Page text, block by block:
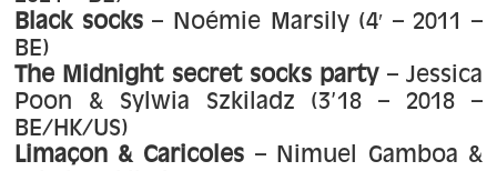
Black socks– Noémie Marsily (4′ – 2011 –
BE)
The Midnight secret socks party– Jessica
Poon & Sylwia Szkiladz (3’18 – 2018 –
BE/HK/US)
Limaçon & Caricoles – Nimuel Gamboa &